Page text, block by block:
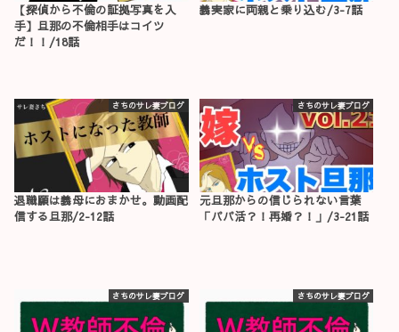
【探偵から不倫の証拠写真を入
手】旦那の不倫相手はコイツ
だ！！/18話
義実家に両親と乗り込む/3-7話
さちのサレ妻ブログ
退職願は義母におまかせ。動画配
信する旦那/2-12話
さちのサレ妻ブログ
元旦那からの信じられない言葉
「パパ活？！再婚？！」/3-21話
さちのサレ妻ブログ さちのサレ妻ブログ